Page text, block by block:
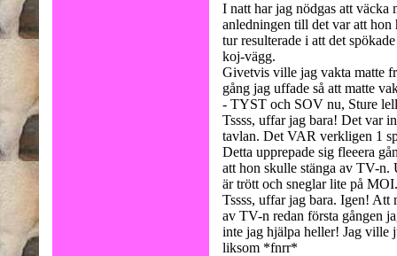
I natt har jag nödgas att
anledningen till det var att
tur resulterade i att det
koj-vägg.
Givetvis ville jag vakta matte
gång jag uffade så att matte
- TYST och SOV nu, Sture
Tssss, uffar jag bara! Det var
tavlan. Det VAR verkligen 1
Detta upprepade sig fleeera
att hon skulle stänga av TV-
är trött och sneglar lite på
Tssss, uffar jag bara. Igen! Att
av TV-n redan första gången
inte jag hjälpa heller! Jag ville
liksom *fnrr*